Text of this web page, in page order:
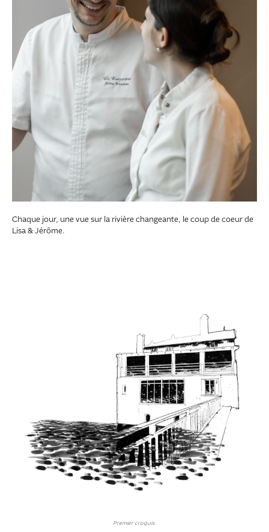
Chaque jour, une vue sur la rivière changeante, le coup de coeur de
Lisa & Jérôme.
Premier croquis.